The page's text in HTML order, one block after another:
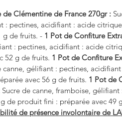
Clémentine de France 270gr :
: pectines, acidifiant : acide
g de fruits. - 1 Pot de Confiture
: pectines, acidifiant : acide
52 g de fruits. 1 Pot de Confiture
canne, gélifiant : pectines,
avec 56 g de fruits. 1 Pot de
Sucre de canne, framboise,
de produit fini : préparée avec 49
de présence involontaire de